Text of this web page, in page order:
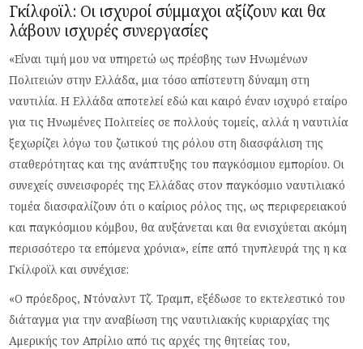
Γκίλφοϊλ: Οι ισχυροί σύμμαχοι αξίζουν και θα
λάβουν ισχυρές συνεργασίες
«Είναι τιμή μου να υπηρετώ ως πρέσβης των Ηνωμένων
Πολιτειών στην Ελλάδα, μια τόσο απίστευτη δύναμη στη
ναυτιλία. Η Ελλάδα αποτελεί εδώ και καιρό έναν ισχυρό εταίρο
για τις Ηνωμένες Πολιτείες σε πολλούς τομείς, αλλά η ναυτιλία
ξεχωρίζει λόγω του ζωτικού της ρόλου στη διασφάλιση της
σταθερότητας και της ανάπτυξης του παγκόσμιου εμπορίου. Οι
συνεχείς συνεισφορές της Ελλάδας στον παγκόσμιο ναυτιλιακό
τομέα διασφαλίζουν ότι ο καίριος ρόλος της, ως περιφερειακού
και παγκόσμιου κόμβου, θα αυξάνεται και θα ενισχύεται ακόμη
περισσότερο τα επόμενα χρόνια», είπε από τηνπλευρά της η κα
Γκίλφοϊλ και συνέχισε:
«Ο πρόεδρος, Ντόναλντ Τζ. Τραμπ, εξέδωσε το εκτελεστικό του
διάταγμα για την αναβίωση της ναυτιλιακής κυριαρχίας της
Αμερικής τον Απρίλιο από τις αρχές της θητείας του,